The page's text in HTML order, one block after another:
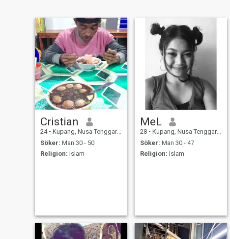
Cristian
24 • Kupang, Nusa Tenggara Timur, Indonesien
Söker: Man 30 - 50
Religion: Islam
MeL
28 • Kupang, Nusa Tenggara Timur, Indonesien
Söker: Man 30 - 47
Religion: Islam